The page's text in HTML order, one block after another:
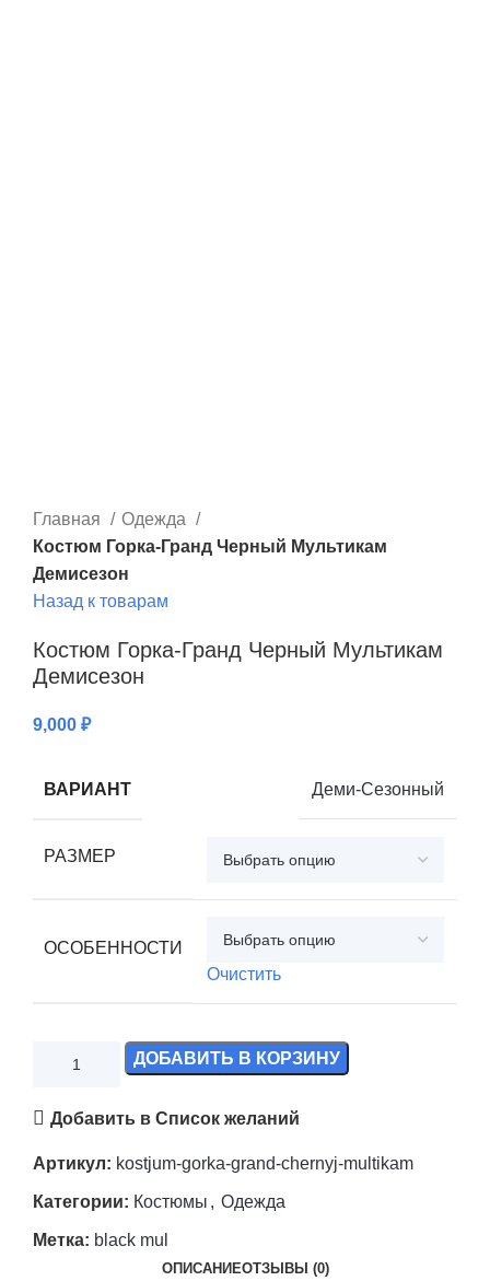
Главная
Одежда
Костюм Горка-Гранд Черный Мультикам
Демисезон
Назад к товарам
Костюм Горка-Гранд Черный Мультикам
Демисезон
9,000 ₽
ВАРИАНТ Деми-Сезонный
РАЗМЕР
ОСОБЕННОСТИ
Очистить
ДОБАВИТЬ В КОРЗИНУ
Добавить в Список желаний
Артикул: kostjum-gorka-grand-chernyj-multikam
Категории: Костюмы , Одежда
Метка: black mul
ОПИСАНИЕОТЗЫВЫ (0)